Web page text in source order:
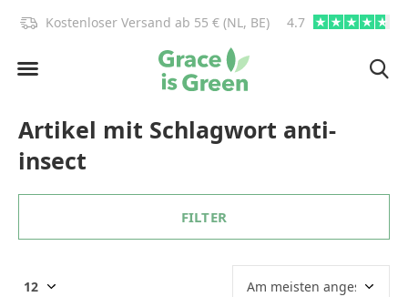
Kostenloser Versand ab 55 € (NL, BE) 4.7
Artikel mit Schlagwort anti-
insect
FILTER